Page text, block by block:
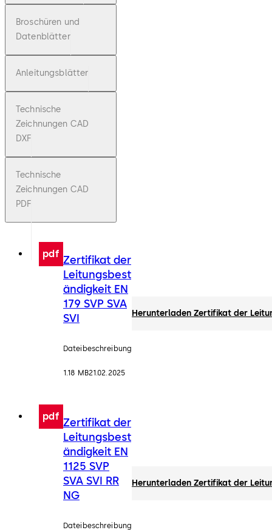
Broschüren und
Datenblätter
Anleitungsblätter
Technische
Zeichnungen CAD
DXF
Technische
Zeichnungen CAD
PDF
pdf Zertifikat der
Leitungsbest
ändigkeit EN
179 SVP SVA
SVI
Dateibeschreibung
1.18 MB21.02.2025
Herunterladen Zertifikat der
pdf Zertifikat der
Leitungsbest
ändigkeit EN
1125 SVP
SVA SVI RR
NG
Dateibeschreibung
Herunterladen Zertifikat der